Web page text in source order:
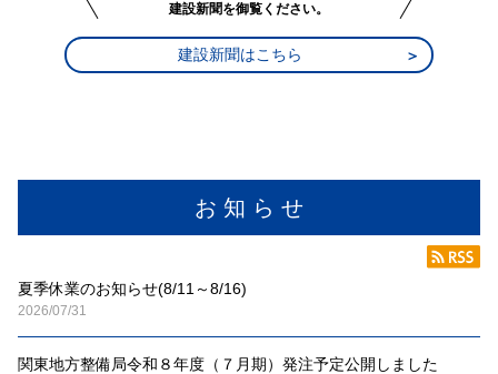
お 知 ら せ
夏季休業のお知らせ(8/11～8/16)
2026/07/31
関東地方整備局令和８年度（７月期）発注予定公開しました
建設新聞を御覧ください。
建設新聞はこちら